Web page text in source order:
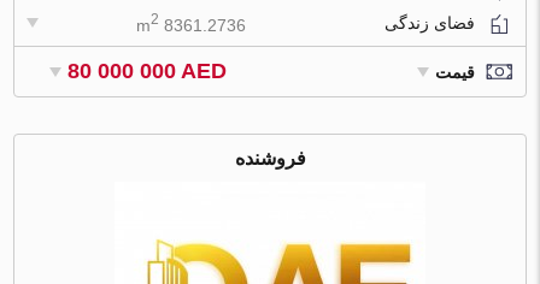
فضای زندگی
8361.2736 m
2
قیمت 80 000 000 AED
فروشنده